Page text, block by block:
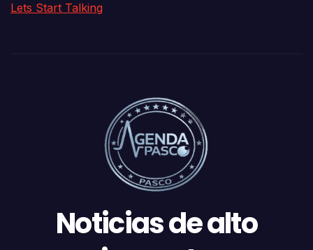
Lets Start Talking
Noticias de alto